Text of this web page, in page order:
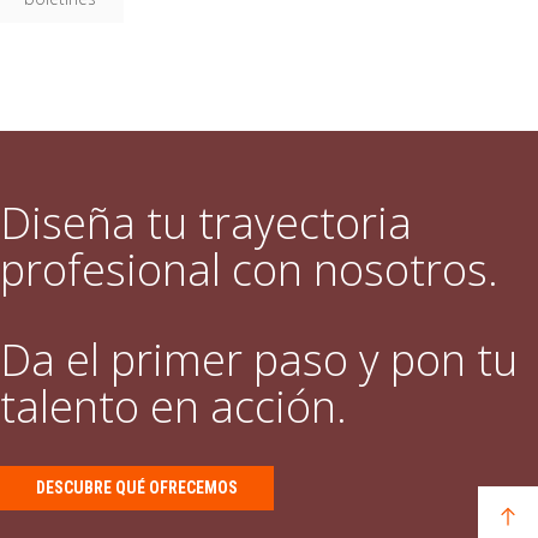
Diseña tu trayectoria
profesional con nosotros.
Da el primer paso y pon tu
talento en acción.
DESCUBRE QUÉ OFRECEMOS